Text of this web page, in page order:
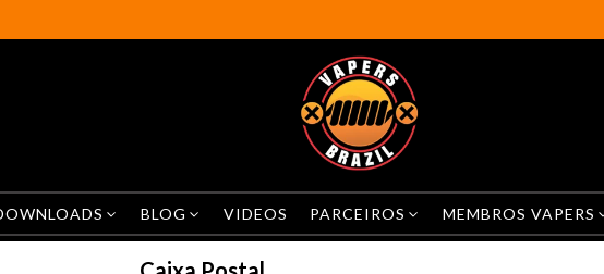
BLOG VIDEOS PARCEIROS MEMBROS VAPERS